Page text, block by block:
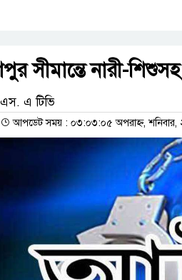
সীমান্তে নারী-
এস. এ টিভি
আপডেট সময় : ০৩:০৩:০৫ অপরাহ্ন, শনিবার,